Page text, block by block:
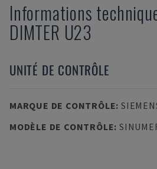
Informations
DIMTER U23
UNITÉ DE CONTRÔLE
MARQUE DE CONTRÔLE:
MODÈLE DE CONTRÔLE: